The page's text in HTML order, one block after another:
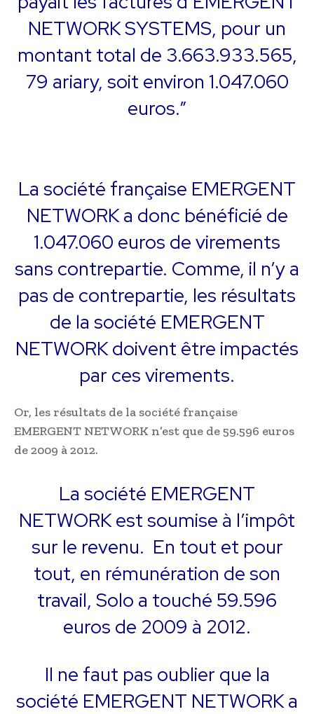
NETWORK SYSTEMS, pour un
montant total de 3.663.933.565,
79 ariary, soit environ 1.047.060
euros.”
La société française EMERGENT
NETWORK a donc bénéficié de
1.047.060 euros de virements
sans contrepartie. Comme, il n’y a
pas de contrepartie, les résultats
de la société EMERGENT
NETWORK doivent être impactés
par ces virements.
Or, les résultats de la société française
EMERGENT NETWORK n’est que de 59.596 euros
de 2009 à 2012.
La société EMERGENT
NETWORK est soumise à l’impôt
sur le revenu. En tout et pour
tout, en rémunération de son
travail, Solo a touché 59.596
euros de 2009 à 2012.
Il ne faut pas oublier que la
société EMERGENT NETWORK a